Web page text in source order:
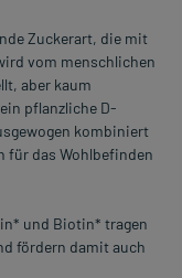
Zuckerart, die mit
vom menschlichen
aber kaum
pflanzliche D-
kombiniert
für das Wohlbefinden
und Biotin* tragen
fördern damit auch